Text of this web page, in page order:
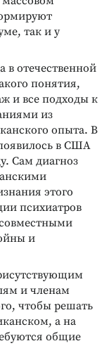
так и у
в отечественной
понятия,
и все подходы к
из
опыта. В
в США
Сам диагноз
этого
психиатров
совместными
и
и членам
чтобы решать
а на
общие